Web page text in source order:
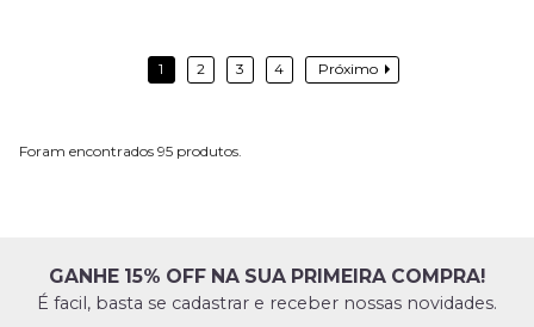
1 2 3 4 Próximo
95
GANHE 15% OFF NA SUA PRIMEIRA COMPRA!
É facil, basta se cadastrar e receber nossas novidades.